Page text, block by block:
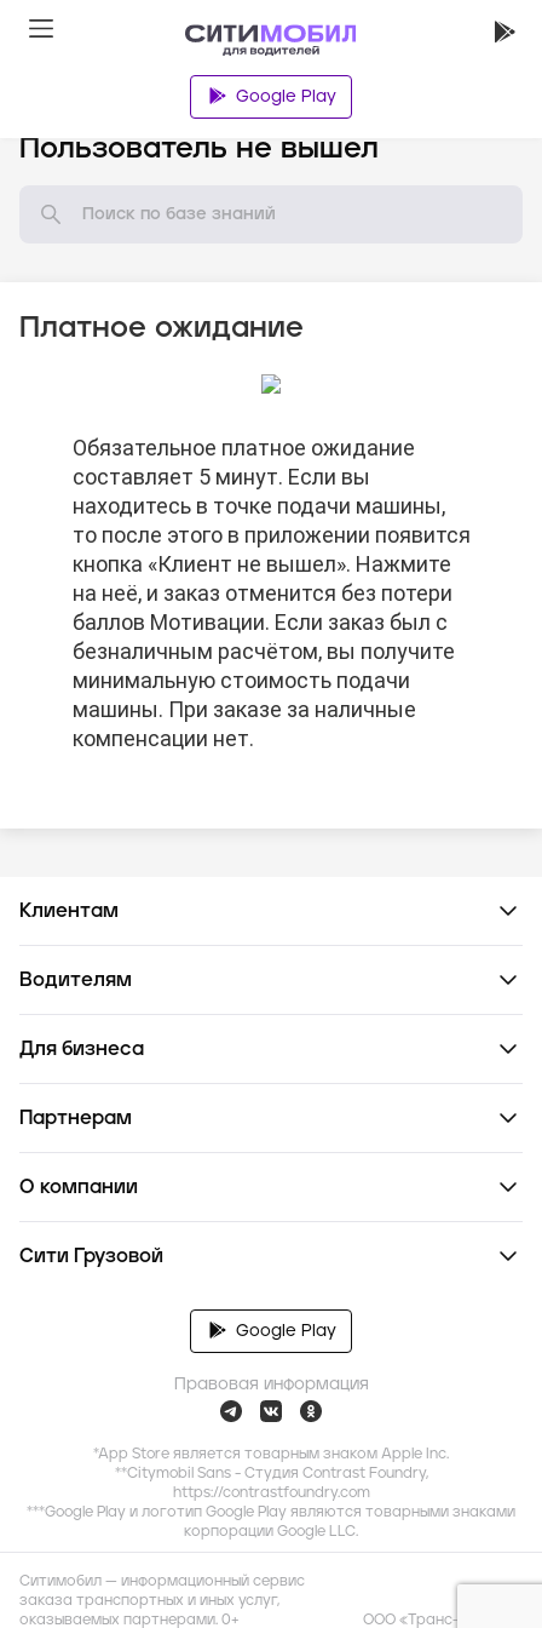
Google Play
Пользователь не вышел
Платное ожидание
Обязательное платное ожидание
составляет 5 минут. Если вы
находитесь в точке подачи машины,
то после этого в приложении появится
кнопка «Клиент не вышел». Нажмите
на неё, и заказ отменится без потери
баллов Мотивации. Если заказ был с
безналичным расчётом, вы получите
минимальную стоимость подачи
машины. При заказе за наличные
компенсации нет.
Обязательное платное ожидание
составляет 5 минут. Если вы
находитесь в точке подачи машины,
то после этого в приложении появится
кнопка «Клиент не вышел». Нажмите
на неё, и заказ отменится без потери
баллов Мотивации. Если заказ был с
безналичным расчётом, вы получите
минимальную стоимость подачи
машины. При заказе за наличные
компенсации нет.
Обязательное платное ожидание
составляет 5 минут. Если вы
находитесь в точке подачи машины,
то после этого в приложении появится
кнопка «Клиент не вышел». Нажмите
на неё, и заказ отменится без потери
баллов Мотивации. Если заказ был с
безналичным расчётом, вы получите
минимальную стоимость подачи
машины. При заказе за наличные
компенсации нет.
Клиентам
Водителям
Для бизнеса
Партнерам
О компании
Сити Грузовой
Google Play
Правовая информация
*App Store является товарным знаком Apple Inc.
**Citymobil Sans - Студия Contrast Foundry,
https://contrastfoundry.com
***Google Play и логотип Google Play являются товарными знаками
корпорации Google LLC.
Ситимобил — информационный сервис
заказа транспортных и иных услуг,
оказываемых партнерами. 0+
ООО «Транс-Миссия»